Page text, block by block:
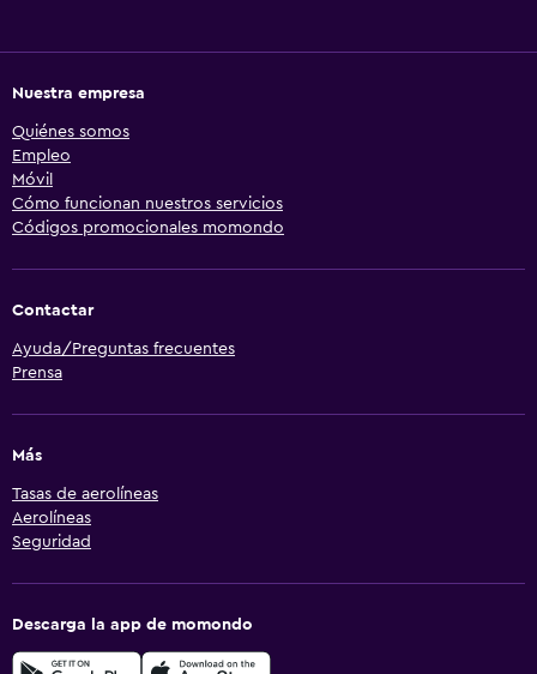
Nuestra empresa
Quiénes somos
Empleo
Móvil
Cómo funcionan nuestros servicios
Códigos promocionales momondo
Contactar
Ayuda/Preguntas frecuentes
Prensa
Más
Tasas de aerolíneas
Aerolíneas
Seguridad
Descarga la app de momondo